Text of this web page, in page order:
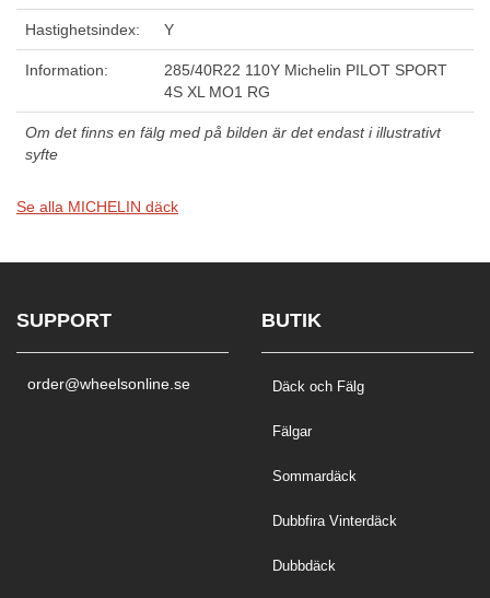
Hastighetsindex: Y
Information:
285/40R22 110Y Michelin PILOT SPORT
4S XL MO1 RG
Om det finns en fälg med på bilden är det endast i illustrativt
syfte
Se alla MICHELIN däck
SUPPORT
order@wheelsonline.se
BUTIK
Däck och Fälg
Fälgar
Sommardäck
Dubbfira Vinterdäck
Dubbdäck